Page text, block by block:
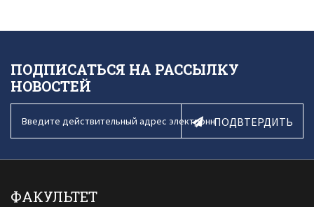
ПОДПИСАТЬСЯ НА РАССЫЛКУ
НОВОСТЕЙ
ПОДВТЕРДИТЬ
ФАКУЛЬТЕТ